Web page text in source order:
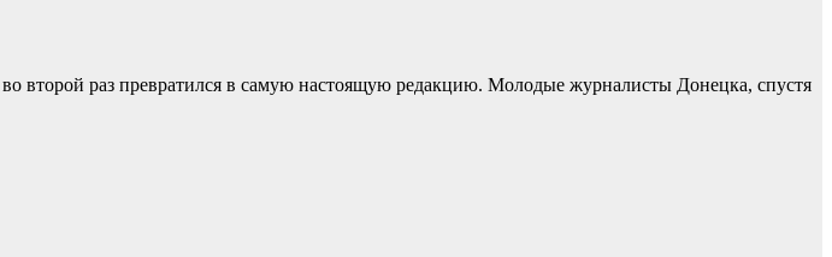
раз превратился в самую настоящую редакцию. Молодые журналисты Донецка, спустя